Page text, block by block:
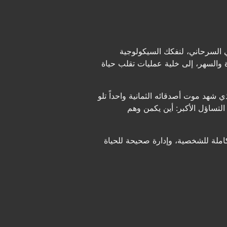
لنفكك السيكولوجية
إلى خلية عمليات تقلب حياة
موت أصدقائه الثمانية واحداً تلو
الأكبر: أين يكمن وهم
للشخصية، وإدارة صحيحة للحياة